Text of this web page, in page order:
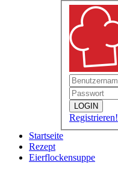
LOGIN
Registrieren!
Startseite
Rezept
Eierflockensuppe